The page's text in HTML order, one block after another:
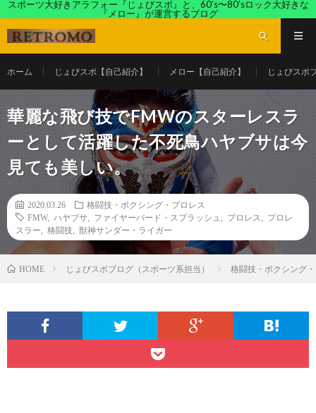
スポーツ大好きアラフォー『じょびスポ』と、60’s〜80’sロック大好きな
『メロー』が運営するブログ
ホーム じょびスポ【自己紹介】 メロー【自己紹介】 じょびスポ
華麗な飛び技でFMWのスターレスラ
ーとして活躍した不死鳥ハヤブサは今
見ても美しい。
2020.03.26
格闘技・ボクシング・プロレス
FMW, ハヤブサ ファイヤーバード・スプラッシュ プロレス
プロレ
スラー
格闘技 獣神サンダー・ライガー
HOME じょびスポブログ（スポーツ系担当） 格闘技・ボクシング